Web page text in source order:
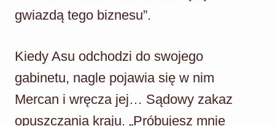
gwiazdą tego biznesu”.
Kiedy Asu odchodzi do swojego
gabinetu, nagle pojawia się w nim
Mercan i wręcza jej… Sądowy zakaz
opuszczania kraju. „Próbujesz mnie